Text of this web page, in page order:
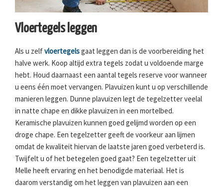
Vloertegels leggen
Als u zelfvloertegelsgaat leggen dan is de voorbereiding het
halve werk. Koop altijd extra tegels zodat u voldoende marge
hebt. Houd daarnaast een aantal tegels reserve voor wanneer
u eens één moet vervangen. Plavuizen kunt u op verschillende
manieren leggen. Dunne plavuizen legt de tegelzetter veelal
in natte chape en dikke plavuizen in een mortelbed.
Keramische plavuizen kunnen goed gelijmd worden op een
droge chape. Een tegelzetter geeft de voorkeur aan lijmen
omdat de kwaliteit hiervan de laatste jaren goed verbeterd is.
Twijfelt u of het betegelen goed gaat? Een tegelzetter uit
Melle heeft ervaring en het benodigde materiaal. Het is
daarom verstandig om het leggen van plavuizen aan een